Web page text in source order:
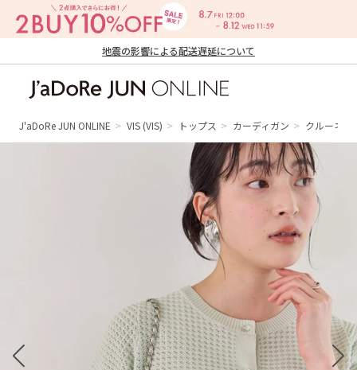
地震の影響による配送遅延について
ン オンライン）
J'aDoRe JUN ONLINE VIS (VIS) トップス カーディガン クルーネッ